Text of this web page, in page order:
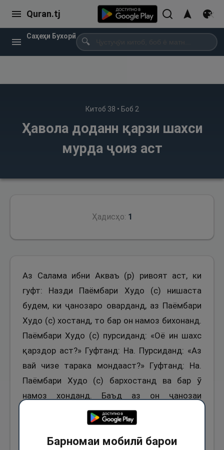
Quran.tj
Саҳеҳи Бухорӣ
🔍
Китоб 38 • Боб 2
Ҳавола доданн қарзи шахси
мурда ҷоиз аст
Ҳадисҳо: 1
Аз Салама ибни Акваъ (р) ривоят аст, ки
гуфт: Назди Паёмбари Худо (с) нишаста
будем, ки ҷанозаро оварданд, аз Паёмбари
Худо (с) хостанд, то бар он намоз бихонанд.
Паёмбари Худо (с) пурсиданд: «Оё ин шахс
қарздор аст?» Гуфтанд: На. Пурсиданд: «Аз
вай чизе тарака мондааст?» Гуфтанд: На.
Паёмбари Худо (с) бархостанд ва бар ӯ
намоз хонданд. Баъд аз он ҷанозаи
дигареро оварданд ва гуфтанд: Ё
Расулаллох! Бар ӯ намоз бихонед. Гуфтанд:
«Оё ин шахс қарздор аст?» Гуфтанд: Бале.
Барномаи мобилӣ барои